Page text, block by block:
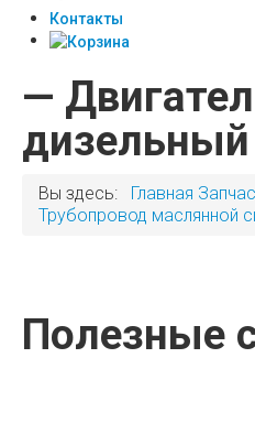
Контакты
—
Вы здесь: Главная
Трубопровод маслянной
Полезные